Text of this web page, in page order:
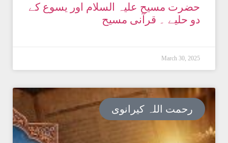
حضرت مسیح علیہ السلام اور یسوع کے
دو حلیے ۔ قرآنی مسیح
March 30, 2025
رحمت اللہ کیرانوی